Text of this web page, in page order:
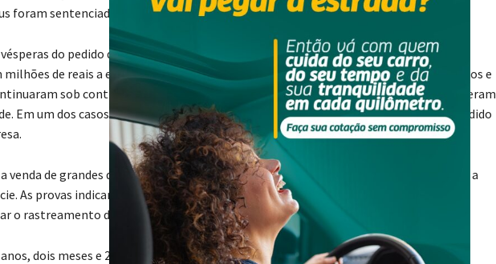
foram sentenciados a penas que variam entre dois e 17 anos de reclusão.
do pedido de recuperação judicial, foram realizadas operações fictícias para
de reais a empresas de fachada, sem qualquer pagamento efetivo. Documentos e
sob controle da construtora, enquanto contratos e alterações societárias eram
Em um dos casos, um empreendimento avaliado em R$ 700 mil foi formalmente cedido
venda de grandes quantidades de materiais de construção por valores irrisórios, com a
As provas indicam que as operações foram planejadas para reduzir o patrimônio
o rastreamento dos bens.
dois meses e 29 dias de reclusão, a ser cumprida em regime fechado, por fraudes